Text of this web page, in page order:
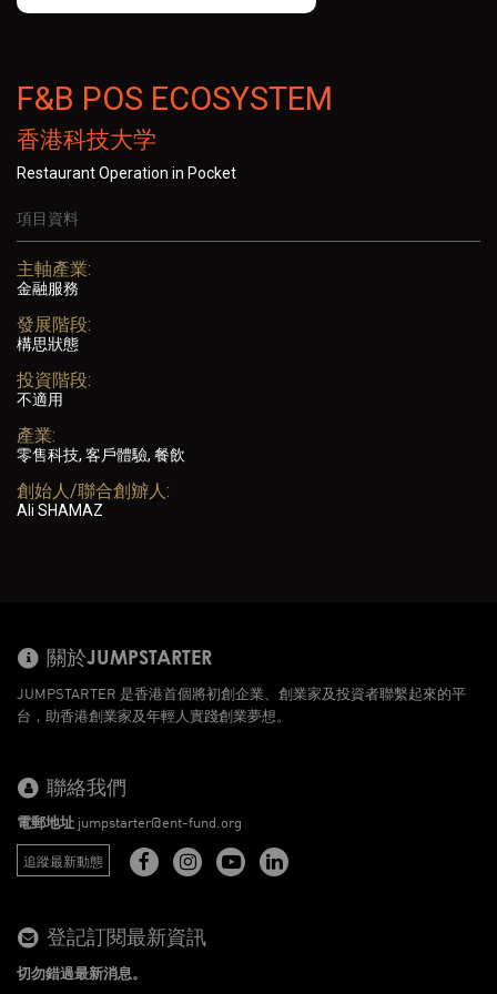
F&B POS ECOSYSTEM
香港科技大学
Restaurant Operation in Pocket
項目資料
主軸產業:
金融服務
發展階段:
構思狀態
投資階段:
不適用
產業:
零售科技, 客戶體驗, 餐飲
創始人/聯合創辧人:
Ali SHAMAZ
關於JUMPSTARTER
JUMPSTARTER 是香港首個將初創企業、創業家及投資者聯繫起來的平
台，助香港創業家及年輕人實踐創業夢想。
聯絡我們
電郵地址 jumpstarter@ent-fund.org
追蹤最新動態
登記訂閱最新資訊
切勿錯過最新消息。